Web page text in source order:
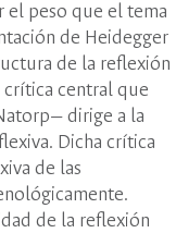
el peso que el tema
de Heidegger
de la reflexión
crítica central que
dirige a la
Dicha crítica
de las
de la reflexión